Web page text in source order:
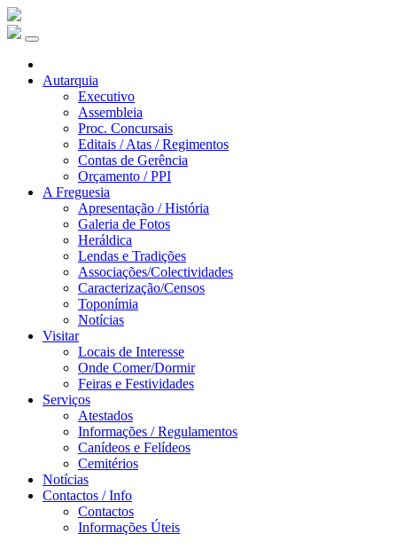
Autarquia
Executivo
Assembleia
Proc. Concursais
Editais / Atas / Regimentos
Contas de Gerência
Orçamento / PPI
A Freguesia
Apresentação / História
Galeria de Fotos
Heráldica
Lendas e Tradições
Associações/Colectividades
Caracterização/Censos
Toponímia
Notícias
Visitar
Locais de Interesse
Onde Comer/Dormir
Feiras e Festividades
Serviços
Atestados
Informações / Regulamentos
Canídeos e Felídeos
Cemitérios
Notícias
Contactos / Info
Contactos
Informações Úteis